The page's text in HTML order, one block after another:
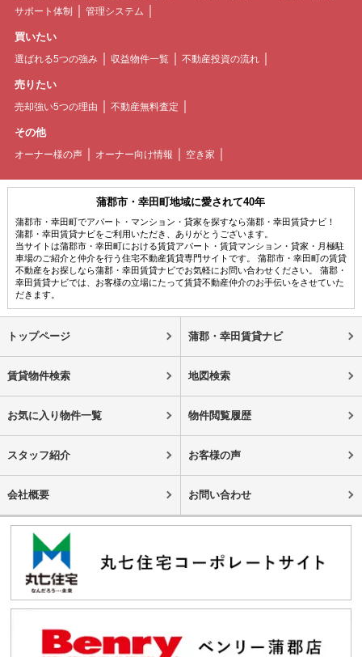
サポート体制
管理システム
買いたい
選ばれる5つの強み 収益物件一覧 不動産投資の流れ
売りたい
売却強い5つの理由 不動産無料査定
その他
オーナー様の声 オーナー向け情報 空き家
蒲郡市・幸田町地域に愛されて40年
蒲郡市・幸田町でアパート・マンション・貸家を探すなら蒲郡・幸田賃貸ナビ！
蒲郡・幸田賃貸ナビをご利用いただき、ありがとうございます。
当サイトは蒲郡市・幸田町における賃貸アパート・賃貸マンション・貸家・月極駐
車場のご紹介と仲介を行う住宅不動産賃貸専門サイトです。 蒲郡市・幸田町の賃貸
不動産をお探しなら蒲郡・幸田賃貸ナビでお気軽にお問い合わせください。 蒲郡・
幸田賃貸ナビでは、お客様の立場にたって賃貸不動産仲介のお手伝いをさせていた
だきます。
トップページ 蒲郡・幸田賃貸ナビ
賃貸物件検索 地図検索
お気に入り物件一覧 物件閲覧履歴
スタッフ紹介 お客様の声
会社概要 お問い合わせ